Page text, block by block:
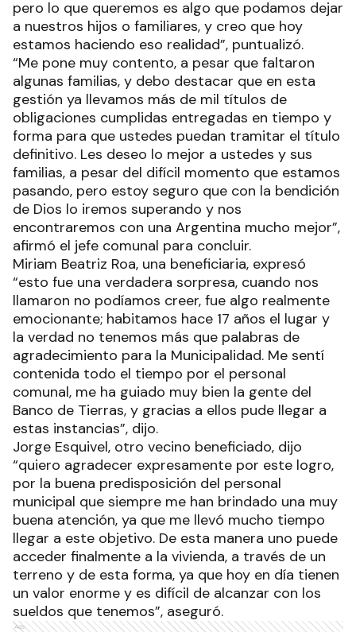
pero lo que queremos es algo que podamos dejar
a nuestros hijos o familiares, y creo que hoy
estamos haciendo eso realidad”, puntualizó.
“Me pone muy contento, a pesar que faltaron
algunas familias, y debo destacar que en esta
gestión ya llevamos más de mil títulos de
obligaciones cumplidas entregadas en tiempo y
forma para que ustedes puedan tramitar el título
definitivo. Les deseo lo mejor a ustedes y sus
familias, a pesar del difícil momento que estamos
pasando, pero estoy seguro que con la bendición
de Dios lo iremos superando y nos
encontraremos con una Argentina mucho mejor”,
afirmó el jefe comunal para concluir.
Miriam Beatriz Roa, una beneficiaria, expresó
“esto fue una verdadera sorpresa, cuando nos
llamaron no podíamos creer, fue algo realmente
emocionante; habitamos hace 17 años el lugar y
la verdad no tenemos más que palabras de
agradecimiento para la Municipalidad. Me sentí
contenida todo el tiempo por el personal
comunal, me ha guiado muy bien la gente del
Banco de Tierras, y gracias a ellos pude llegar a
estas instancias”, dijo.
Jorge Esquivel, otro vecino beneficiado, dijo
“quiero agradecer expresamente por este logro,
por la buena predisposición del personal
municipal que siempre me han brindado una muy
buena atención, ya que me llevó mucho tiempo
llegar a este objetivo. De esta manera uno puede
acceder finalmente a la vivienda, a través de un
terreno y de esta forma, ya que hoy en día tienen
un valor enorme y es difícil de alcanzar con los
sueldos que tenemos”, aseguró.
Ads